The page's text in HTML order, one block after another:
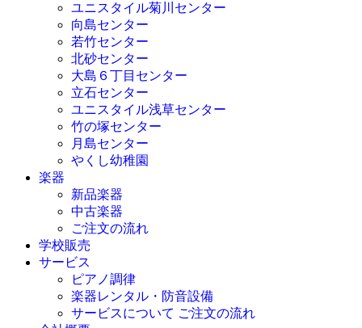
ユニスタイル菊川センター
向島センター
若竹センター
北砂センター
大島６丁目センター
立石センター
ユニスタイル浅草センター
竹の塚センター
月島センター
やくし幼稚園
楽器
新品楽器
中古楽器
ご注文の流れ
学校販売
サービス
ピアノ調律
楽器レンタル・防音設備
サービスについて ご注文の流れ